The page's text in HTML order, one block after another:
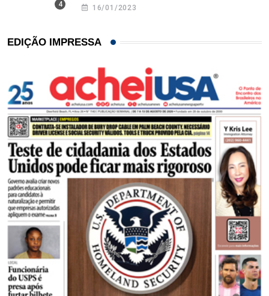
16/01/2023
EDIÇÃO IMPRESSA